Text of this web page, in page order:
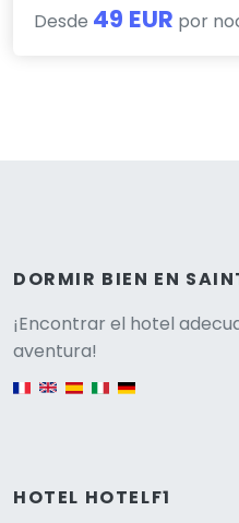
Desde 49 EUR por
DORMIR BIEN EN
¡Encontrar el hotel
aventura!
HOTEL HOTELF1